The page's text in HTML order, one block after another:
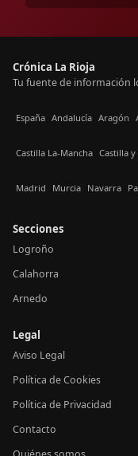
Crónica La Rioja
Tu fuente de información
España Andalucía Aragón
Castilla La-Mancha Castilla y
Madrid Murcia Navarra
Secciones
Logroño
Calahorra
Arnedo
Legal
Aviso Legal
Política de Cookies
Política de Privacidad
Contacto